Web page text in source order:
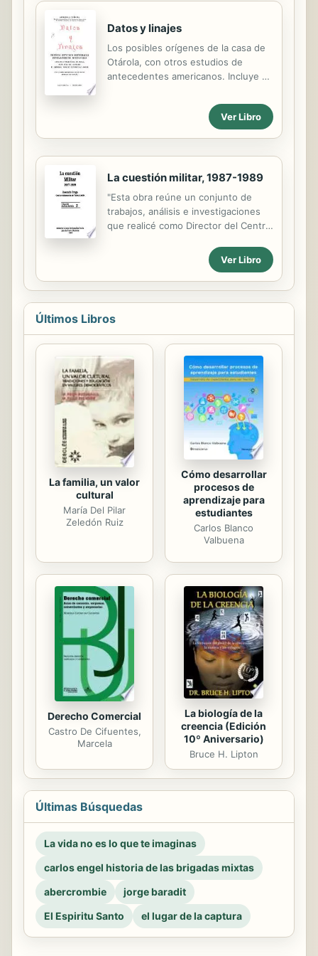
Datos y linajes
Los posibles orígenes de la casa de
Otárola, con otros estudios de
antecedentes americanos. Incluye un
personalidades y hechos de la
historia de España de la Edad Media.
Ver Libro
La cuestión militar, 1987-1989
"Esta obra reúne un conjunto de
trabajos, análisis e investigaciones
que realicé como Director del Centro
Mayoría. Los análisis que acá se
vuelcan fueron respondiendo a
situaciones de coyuntura que se
durante la segunda parte del
eso, que las informaciones y los
datos responden a aspectos
parciales de la problemática militar y
no fueron elaborados según un plan
o proyecto de conjunto. Pese a ello,
al ser respuestas a realidades de
coyuntura...
Ver Libro
Últimos Libros
La familia, un valor
cultural
María Del Pilar
Zeledón Ruiz
Cómo desarrollar
procesos de
aprendizaje para
estudiantes
Carlos Blanco
Valbuena
Derecho Comercial
Castro De Cifuentes,
Marcela
La biología de la
creencia (Edición
10º Aniversario)
Bruce H. Lipton
Últimas Búsquedas
La vida no es lo que te imaginas
carlos engel historia de las brigadas mixtas
abercrombie
jorge baradit
El Espiritu Santo
el lugar de la captura